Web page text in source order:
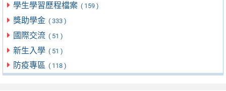
學生學習歷程檔案 ( 159 )
獎助學金 ( 333 )
國際交流 ( 51 )
新生入學 ( 51 )
防疫專區 ( 118 )